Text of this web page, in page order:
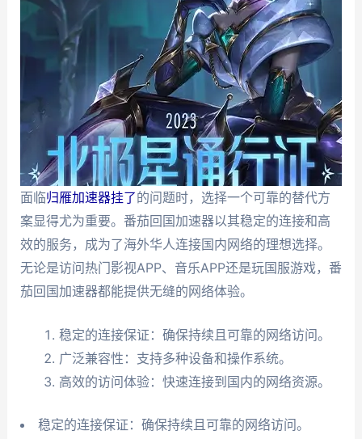
面临归雁加速器挂了的问题时，选择一个可靠的替代方
案显得尤为重要。番茄回国加速器以其稳定的连接和高
效的服务，成为了海外华人连接国内网络的理想选择。
无论是访问热门影视APP、音乐APP还是玩国服游戏，番
茄回国加速器都能提供无缝的网络体验。
稳定的连接保证：确保持续且可靠的网络访问。
广泛兼容性：支持多种设备和操作系统。
高效的访问体验：快速连接到国内的网络资源。
稳定的连接保证：确保持续且可靠的网络访问。